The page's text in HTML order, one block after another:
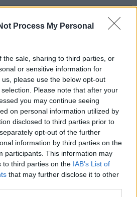
Process My Personal
the sale, sharing to third parties, or
or sensitive information for
please use the below opt-out
Please note that after your
you may continue seeing
on personal information utilized by
disclosed to third parties prior to
opt-out of the further
information by third parties on the
participants. This information may
to third parties on the IAB’s List of
that may further disclose it to other
Szólj hozzá!